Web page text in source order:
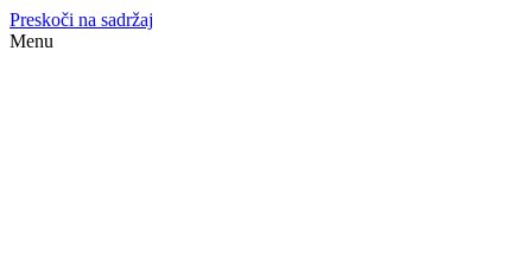
Preskoči na sadržaj
Menu